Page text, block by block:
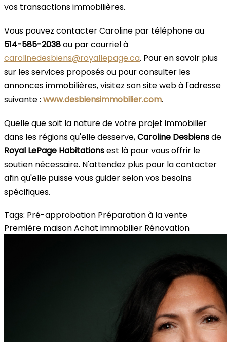
vos transactions immobilières.
Vous pouvez contacter Caroline par téléphone au
514-585-2038ou par courriel à
carolinedesbiens@royallepage.ca. Pour en savoir plus
sur les services proposés ou pour consulter les
annonces immobilières, visitez son site web à l'adresse
suivante : www.desbiensimmobilier.com.
Quelle que soit la nature de votre projet immobilier
dans les régions qu'elle desserve,Caroline Desbiensde
Royal LePage Habitationsest là pour vous offrir le
soutien nécessaire. N'attendez plus pour la contacter
afin qu'elle puisse vous guider selon vos besoins
spécifiques.
Tags: Pré-approbation Préparation à la vente
Première maisonAchat immobilier Rénovation